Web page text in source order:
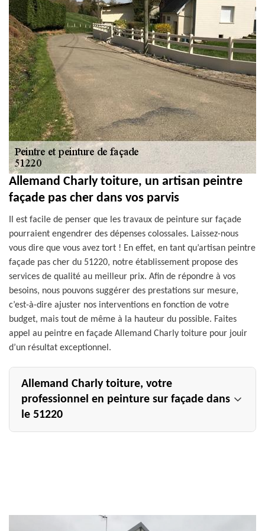
Allemand Charly toiture, un artisan peintre
façade pas cher dans vos parvis
Il est facile de penser que les travaux de peinture sur façade
pourraient engendrer des dépenses colossales. Laissez-nous
vous dire que vous avez tort ! En effet, en tant qu’artisan peintre
façade pas cher du 51220, notre établissement propose des
services de qualité au meilleur prix. Afin de répondre à vos
besoins, nous pouvons suggérer des prestations sur mesure,
c’est-à-dire ajuster nos interventions en fonction de votre
budget, mais tout de même à la hauteur du possible. Faites
appel au peintre en façade Allemand Charly toiture pour jouir
d’un résultat exceptionnel.
Allemand Charly toiture, votre
professionnel en peinture sur façade dans
le 51220
retrouvera un aspect comme neuf. Avec notre